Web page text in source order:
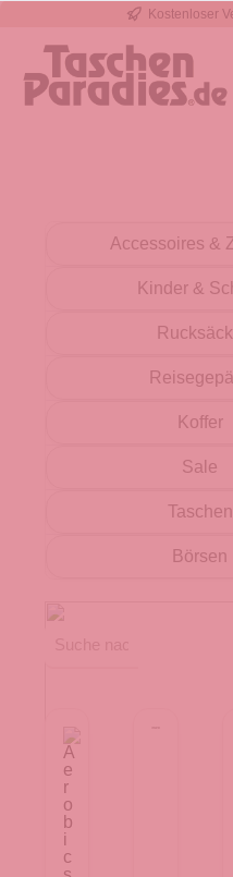
Zur
Kostenloser
Accessoires &
Kinder &
Koffer
Sale
Taschen
Börsen